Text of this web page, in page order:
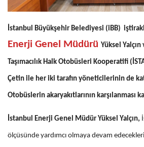
İstanbul Büyükşehir Belediyesi (iBB)
Enerji Genel Müdürü Yüksel Yalçın
Taşımacılık Halk Otobüsleri Kooperatifi
Çetin ile her iki tarafın yöneticilerinin de
Otobüslerin akaryakıtlarının karşılanması
İstanbul Enerji Genel Müdür Yüksel Yalçın,
ölçüsünde yardımcı olmaya devam